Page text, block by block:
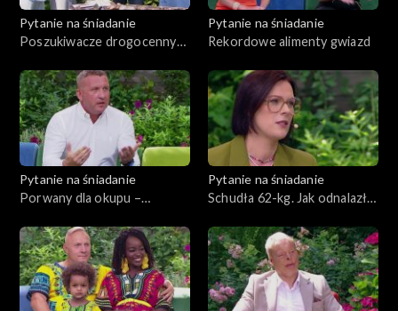
Pytanie na śniadanie
Poszukiwacze drogocennych
Pytanie na śniadanie
Rekordowe alimenty gwiazd
Pytanie na śniadanie
Porwany dla okupu –
policji
Pytanie na śniadanie
Schudła 62-kg. Jak odnalazła